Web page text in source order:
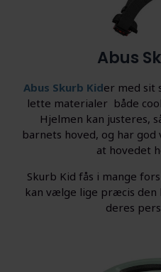
Abus
Abus Skurb Kider med sit
lette materialer både
Hjelmen kan justeres,
barnets hoved, og har
at hovedet
Skurb Kid fås i mange
kan vælge lige præcis den
deres